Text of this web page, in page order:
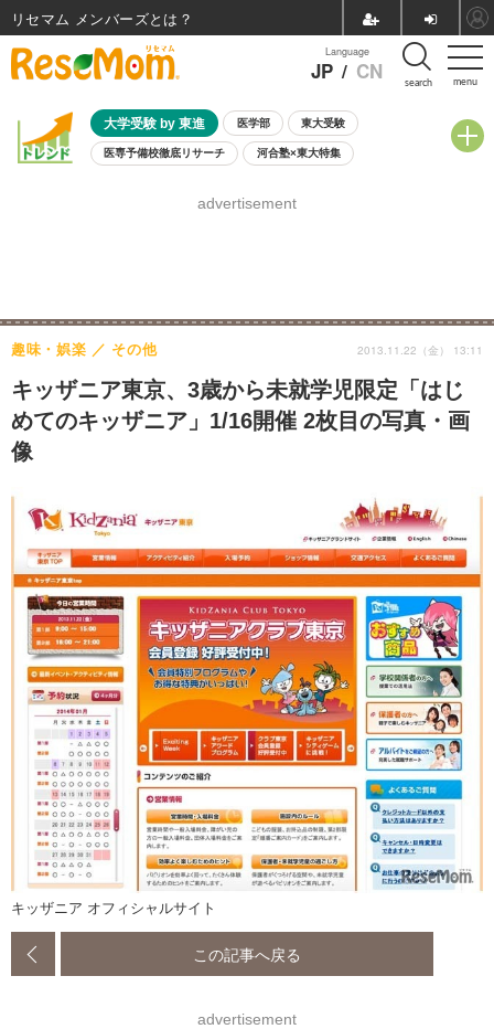
menu
Language
JP / CN search
大学受験 by 東進 医学部 東大受験
医専予備校徹底リサーチ 河合塾×東大特集
8月開催学校説明会・相談会
advertisement
キッザニア東京、3歳から未就学児限定「はじ
めてのキッザニア」1/16開催 2枚目の写真・画
像
趣味・娯楽 その他 2013.11.22（金） 13:11
キッザニア オフィシャルサイト
この記事へ戻る
advertisement
リセマム メンバーズ